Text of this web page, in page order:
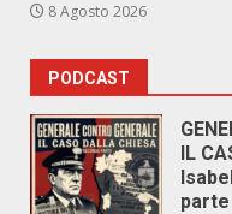
8 Agosto 2026
PODCAST
IL
parte